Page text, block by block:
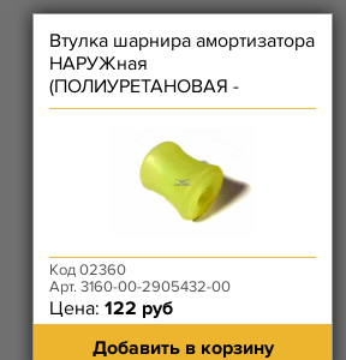
Втулка шарнира амортизатора
НАРУЖная
(ПОЛИУРЕТАНОВАЯ -
БАБОЧКА) пружинной
Код 02360
Арт. 3160-00-2905432-00
Цена: 122 руб
Добавить в корзину